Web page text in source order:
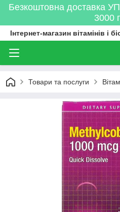
Безкоштовна доставка
3000
Інтернет-магазин вітамінів і
Товари та послуги